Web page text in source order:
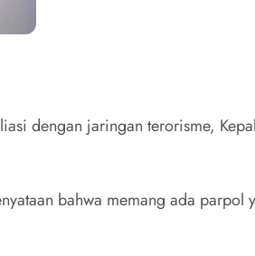
dengan jaringan terorisme,
bahwa memang ada